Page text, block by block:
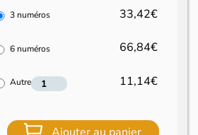
3 numéros 33,42€
6 numéros 66,84€
Autre 11,14€
Ajouter au panier